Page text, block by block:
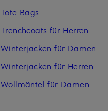
Tote Bags
Trenchcoats für Herren
Winterjacken für Damen
Winterjacken für Herren
Wollmäntel für Damen